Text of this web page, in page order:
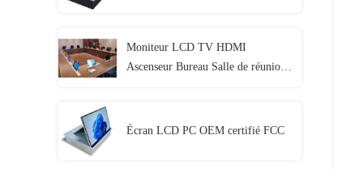
Moniteur LCD TV HDMI
Ascenseur Bureau Salle de réunion
Écran LCD PC OEM certifié FCC